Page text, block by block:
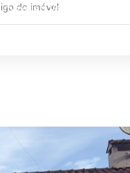
Imóveis a Venda